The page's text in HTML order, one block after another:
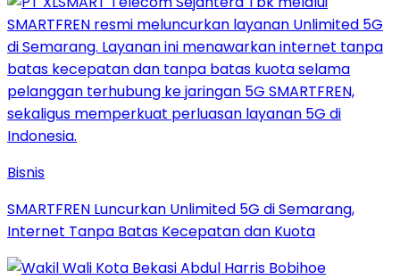
Bisnis
SMARTFREN Luncurkan Unlimited 5G di Semarang,
Internet Tanpa Batas Kecepatan dan Kuota